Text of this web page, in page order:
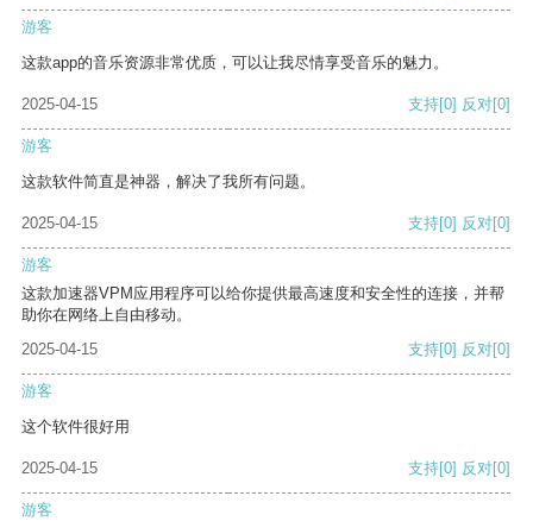
游客
这款app的音乐资源非常优质，可以让我尽情享受音乐的魅力。
2025-04-15 支持[0] 反对[0]
游客
这款软件简直是神器，解决了我所有问题。
2025-04-15 支持[0] 反对[0]
游客
这款加速器VPM应用程序可以给你提供最高速度和安全性的连接，并帮
助你在网络上自由移动。
2025-04-15
支持[0] 反对[0]
游客
这个软件很好用
2025-04-15 支持[0] 反对[0]
游客